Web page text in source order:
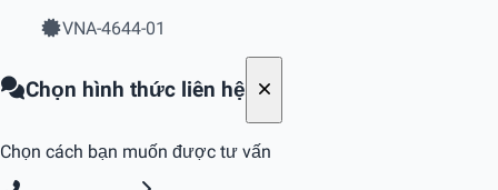
VNA-4644-01
Chọn hình thức liên hệ
Chọn cách bạn muốn được tư vấn